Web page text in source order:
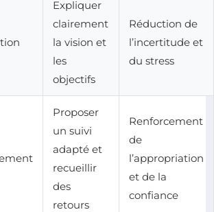
Expliquer
clairement
la vision et
les
objectifs
Réduction de
l’incertitude et
du stress
Proposer
un suivi
adapté et
recueillir
des
retours
Renforcement
de
l’appropriation
et de la
confiance